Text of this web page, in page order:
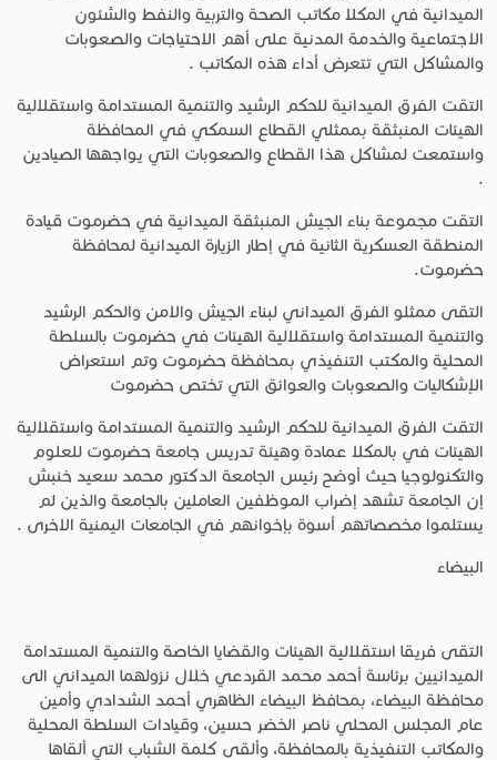
الميدانية في المكلا مكاتب الصحة والتربية والنفط والشئون
الاجتماعية والخدمة المدنية على أهم الاحتياجات والصعوبات
والمشاكل التي تتعرض أداء هذه المكاتب .
التقت الفرق الميدانية للحكم الرشيد والتنمية المستدامة واستقلالية
الهيئات المنبثقة بممثلي القطاع السمكي في المحافظة
واستمعت لمشاكل هذا القطاع والصعوبات التي يواجهها الصيادين
.
التقت مجموعة بناء الجيش المنبثقة الميدانية في حضرموت قيادة
المنطقة العسكرية الثانية في إطار الزيارة الميدانية لمحافظة
حضرموت.
التقى ممثلو الفرق الميداني لبناء الجيش والامن والحكم الرشيد
والتنمية المستدامة واستقلالية الهيئات في حضرموت بالسلطة
المحلية والمكتب التنفيذي بمحافظة حضرموت وتم استعراض
الإشكاليات والصعوبات والعوائق التي تختص حضرموت
التقت الفرق الميدانية للحكم الرشيد والتنمية المستدامة واستقلالية
الهيئات في بالمكلا عمادة وهيئة تدريس جامعة حضرموت للعلوم
والتكنولوجيا حيث أوضح رئيس الجامعة الدكتور محمد سعيد خنبش
إن الجامعة تشهد إضراب الموظفين العاملين بالجامعة والذين لم
يستلموا مخصصاتهم أسوة بإخوانهم في الجامعات اليمنية الاخرى .
البيضاء
التقى فريقا استقلالية الهيئات والقضايا الخاصة والتنمية المستدامة
الميدانيين برئاسة أحمد محمد القردعي خلال نزولهما الميداني الى
محافظة البيضاء، بمحافظ البيضاء الظاهري أحمد الشدادي وأمين
عام المجلس المحلي ناصر الخضر حسين، وقيادات السلطة المحلية
والمكاتب التنفيذية بالمحافظة، وألقى كلمة الشباب التي ألقاها